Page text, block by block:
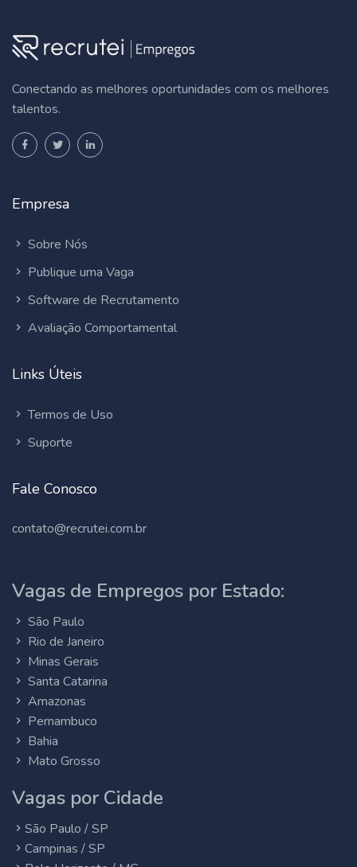
Conectando as melhores oportunidades com os melhores
talentos.
Empresa
Sobre Nós
Publique uma Vaga
Software de Recrutamento
Avaliação Comportamental
Links Úteis
Termos de Uso
Suporte
Fale Conosco
contato@recrutei.com.br
Vagas de Empregos por Estado:
São Paulo
Rio de Janeiro
Minas Gerais
Santa Catarina
Amazonas
Pernambuco
Bahia
Mato Grosso
Vagas por Cidade
São Paulo / SP
Campinas / SP